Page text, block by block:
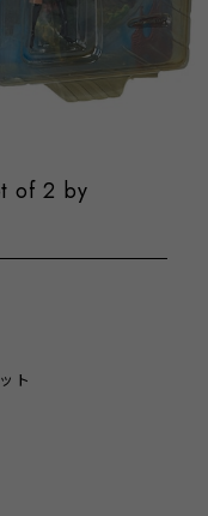
of 2 by
ト